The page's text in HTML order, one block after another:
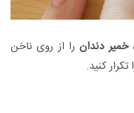
خمیر دندانرا از روی ناخن
کنید.